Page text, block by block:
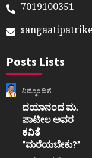
7019100351
Posts Lists
ನಿಮ್ಮೊಂದಿಗೆ
ದಯಾನಂದ ಮ.
ಪಾಟೀಲ ಅವರ
ಕವಿತೆ
“ಮರೆಯಬೇಕು?”